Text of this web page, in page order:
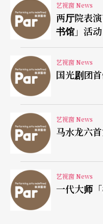
艺视窗 News
两厅院表
书馆」活动
艺视窗 News
国光剧团
艺视窗 News
马水龙六
艺视窗 News
一代大师